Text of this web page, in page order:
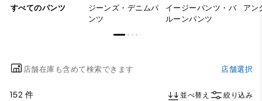
すべてのパンツ
ジーンズ・デニムパ
ンツ
イージーパンツ・バ
ルーンパンツ
アン
店舗在庫も含めて検索できます 店舗選択
152 件 並べ替え 絞り込み